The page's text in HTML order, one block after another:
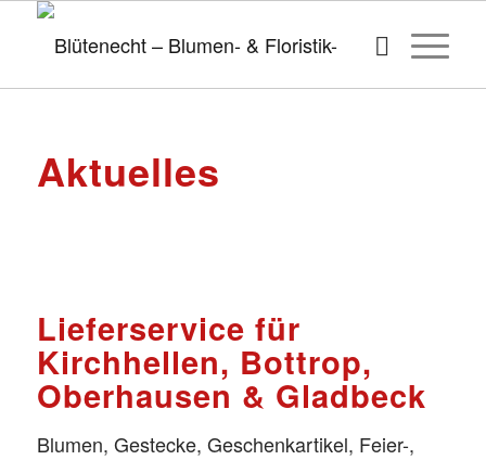
Aktuelles
Lieferservice für
Kirchhellen, Bottrop,
Oberhausen & Gladbeck
Blumen, Gestecke, Geschenkartikel, Feier-,